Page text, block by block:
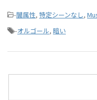
-闇属性, 特定シーンなし,
-オルゴール, 暗い